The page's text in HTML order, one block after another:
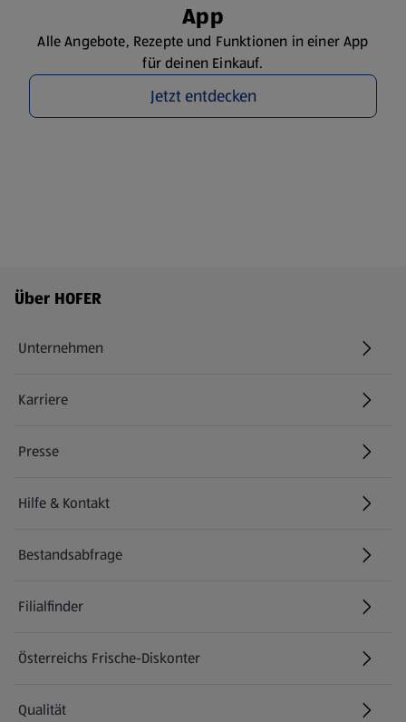
App
Alle Angebote, Rezepte und Funktionen in einer App
für deinen Einkauf.
Jetzt entdecken
Fußzeilenmenü - weitere Links
Über HOFER
Unternehmen
Karriere
(öffnet in einem neuen Tab)
Presse
Hilfe & Kontakt
(öffnet in einem neuen Tab)
Bestandsabfrage
(öffnet in einem neuen Tab)
Filialfinder
Österreichs Frische-Diskonter
Qualität